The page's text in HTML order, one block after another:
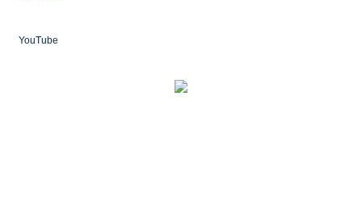
YouTube